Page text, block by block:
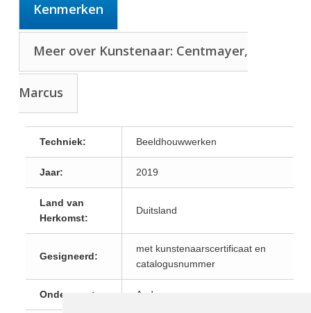
Kenmerken
Meer over Kunstenaar: Centmayer,
Marcus
Techniek: Beeldhouwwerken
Jaar: 2019
Land van
Herkomst:
Duitsland
Gesigneerd:
met kunstenaarscertificaat en
catalogusnummer
Onderwerp: Anders